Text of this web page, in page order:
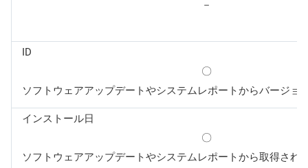
－
ID
〇
ソフトウェアアップデートやシステムレポートからバージョ
インストール日
〇
ソフトウェアアップデートやシステムレポートから取得され